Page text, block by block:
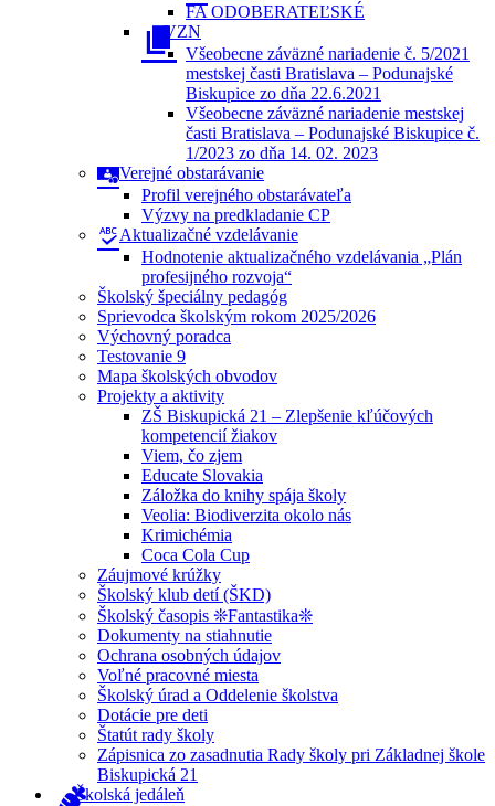
FA ODOBERATEĽSKÉ
VZN
Všeobecne záväzné nariadenie č. 5/2021
mestskej časti Bratislava – Podunajské
Biskupice zo dňa 22.6.2021
Všeobecne záväzné nariadenie mestskej
časti Bratislava – Podunajské Biskupice č.
1/2023 zo dňa 14. 02. 2023
Verejné obstarávanie
Profil verejného obstarávateľa
Výzvy na predkladanie CP
Aktualizačné vzdelávanie
Hodnotenie aktualizačného vzdelávania „Plán
profesijného rozvoja“
Školský špeciálny pedagóg
Sprievodca školským rokom 2025/2026
Výchovný poradca
Testovanie 9
Mapa školských obvodov
Projekty a aktivity
ZŠ Biskupická 21 – Zlepšenie kľúčových
kompetencií žiakov
Viem, čo zjem
Educate Slovakia
Záložka do knihy spája školy
Veolia: Biodiverzita okolo nás
Krimichémia
Coca Cola Cup
Záujmové krúžky
Školský klub detí (ŠKD)
Školský časopis ❊Fantastika❊
Dokumenty na stiahnutie
Ochrana osobných údajov
Voľné pracovné miesta
Školský úrad a Oddelenie školstva
Dotácie pre deti
Štatút rady školy
Zápisnica zo zasadnutia Rady školy pri Základnej škole
Biskupická 21
Školská jedáleň